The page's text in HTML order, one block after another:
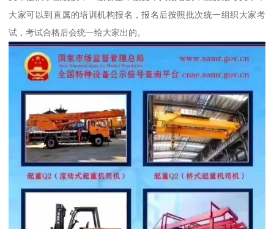
大家可以到直属的培训机构报名，报名后按照批次统一组织大家考
试，考试合格后会统一给大家出的。